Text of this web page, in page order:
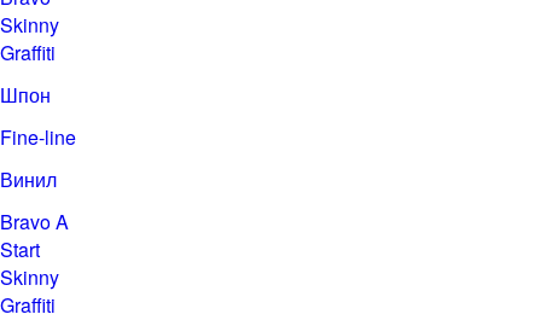
Skinny
Graffiti
Шпон
Fine-line
Винил
Bravo A
Start
Skinny
Graffiti